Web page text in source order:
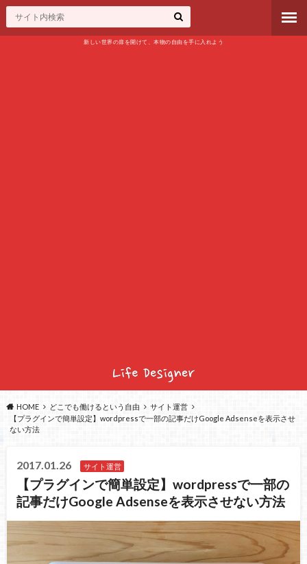
新しい世界の扉を開けて、本物の自由を手に入れよう
HOME どこでも働けるという自由
サイト運営
【プラグインで簡単設定】wordpressで一部の記事だけGoogle Adsenseを表示させ
ない方法
2017.01.26 サイト運営
【プラグインで簡単設定】wordpressで一部の
記事だけGoogle Adsenseを表示させない方法